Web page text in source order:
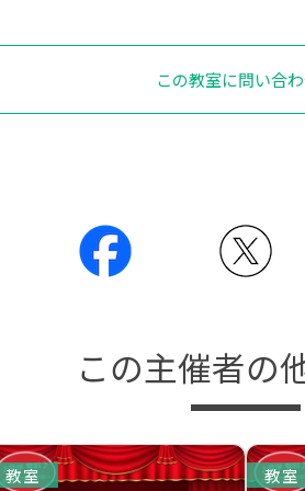
この教室に問い合
この主催者の
教室 教室